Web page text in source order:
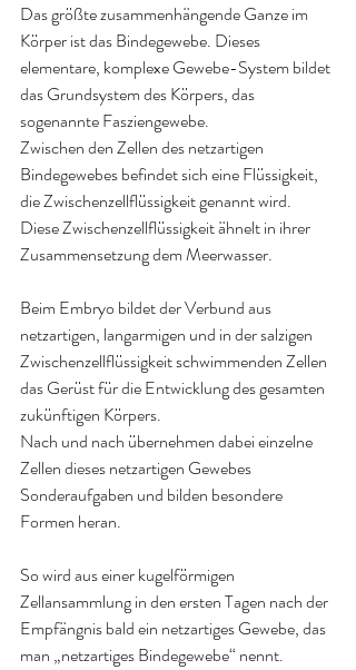
Das größte zusammenhängende Ganze im
Körper ist das Bindegewebe. Dieses
elementare, komplexe Gewebe-System bildet
das Grundsystem des Körpers, das
sogenannte Fasziengewebe.
Zwischen den Zellen des netzartigen
Bindegewebes befindet sich eine Flüssigkeit,
die Zwischenzellflüssigkeit genannt wird.
Diese Zwischenzellflüssigkeit ähnelt in ihrer
Zusammensetzung dem Meerwasser.
Beim Embryo bildet der Verbund aus
netzartigen, langarmigen und in der salzigen
Zwischenzellflüssigkeit schwimmenden Zellen
das Gerüst für die Entwicklung des gesamten
zukünftigen Körpers.
Nach und nach übernehmen dabei einzelne
Zellen dieses netzartigen Gewebes
Sonderaufgaben und bilden besondere
Formen heran.
So wird aus einer kugelförmigen
Zellansammlung in den ersten Tagen nach der
Empfängnis bald ein netzartiges Gewebe, das
man „netzartiges Bindegewebe“ nennt.